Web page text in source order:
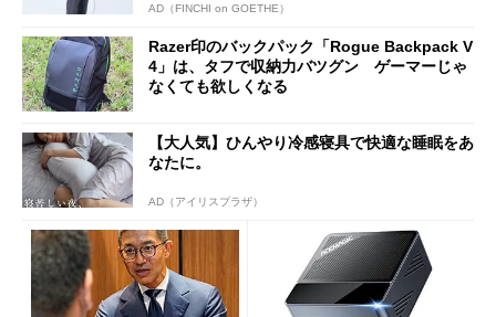
AD（FINCHI on GOETHE）
Razer印のバックパック「Rogue Backpack V
4」は、タフで収納力バツグン ゲーマーじゃ
なくても欲しくなる
【大人気】ひんやり冷感寝具で快適な睡眠をあ
なたに。
AD（アイリスプラザ）